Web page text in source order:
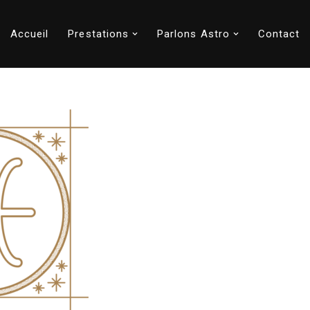
Accueil Prestations Parlons Astro Contact